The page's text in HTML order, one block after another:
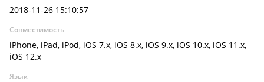
2018-11-26 15:10:57
Совместимость
iPhone, iPad, iPod, iOS 7.x, iOS 8.x, iOS 9.x, iOS 10.x, iOS 11.x,
iOS 12.x
Язык